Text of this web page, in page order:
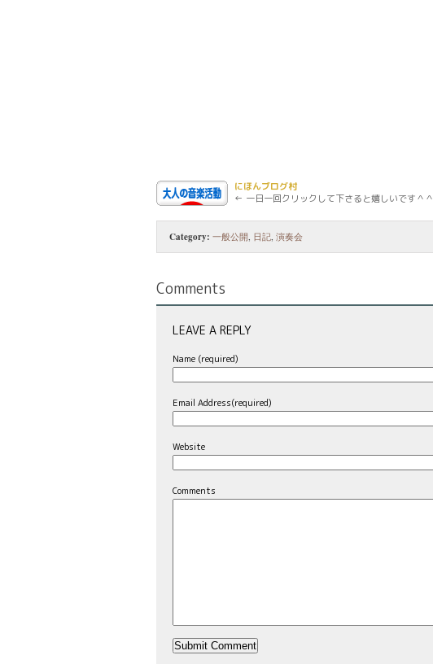
にほんブログ村
← 一日一回クリックして下さると嬉しいです＾＾
Category: 一般公開 日記 演奏会
Comments
LEAVE A REPLY
Name (required)
Email Address(required)
Website
Comments